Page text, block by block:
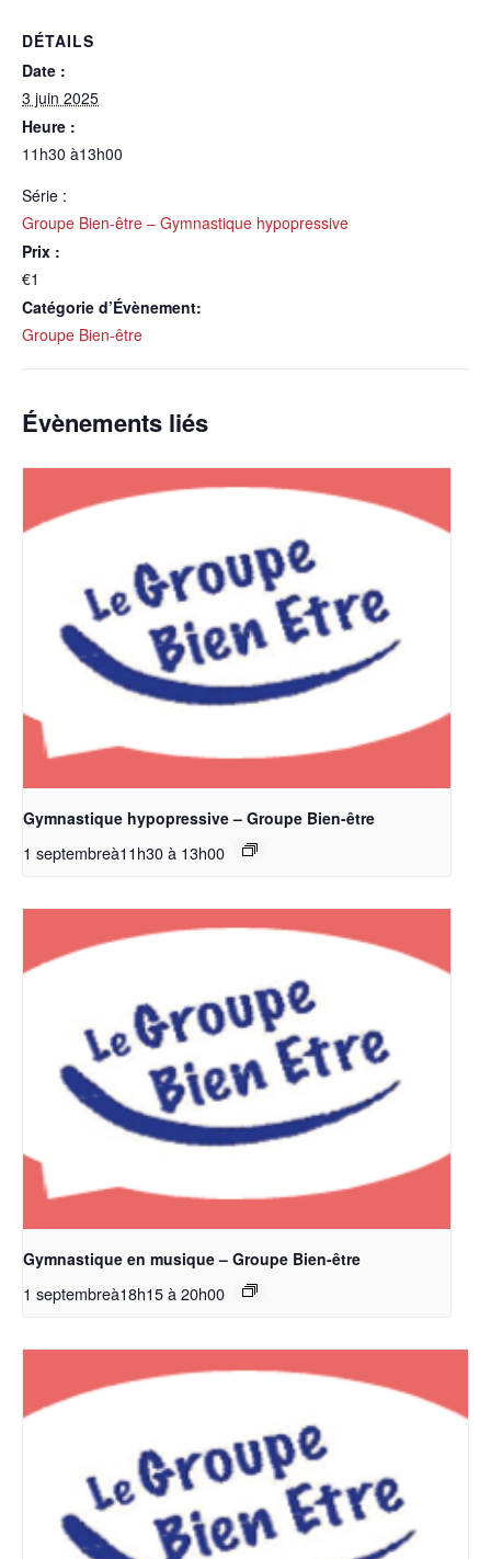
DÉTAILS
Date :
3 juin 2025
Heure :
11h30 à13h00
Série :
Groupe Bien-être – Gymnastique hypopressive
Prix :
€1
Catégorie d’Évènement:
Groupe Bien-être
Évènements liés
Gymnastique hypopressive – Groupe Bien-être
1 septembreà11h30à 13h00
Gymnastique en musique – Groupe Bien-être
1 septembreà18h15à20h00